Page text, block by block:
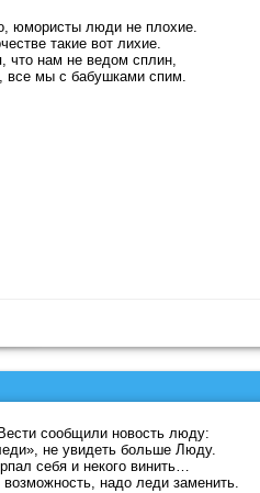
юмористы люди не плохие.
такие вот лихие.
что нам не ведом сплин,
все мы с бабушками спим.
сообщили новость люду:
не увидеть больше Люду.
себя и некого винить…
возможность, надо леди заменить.